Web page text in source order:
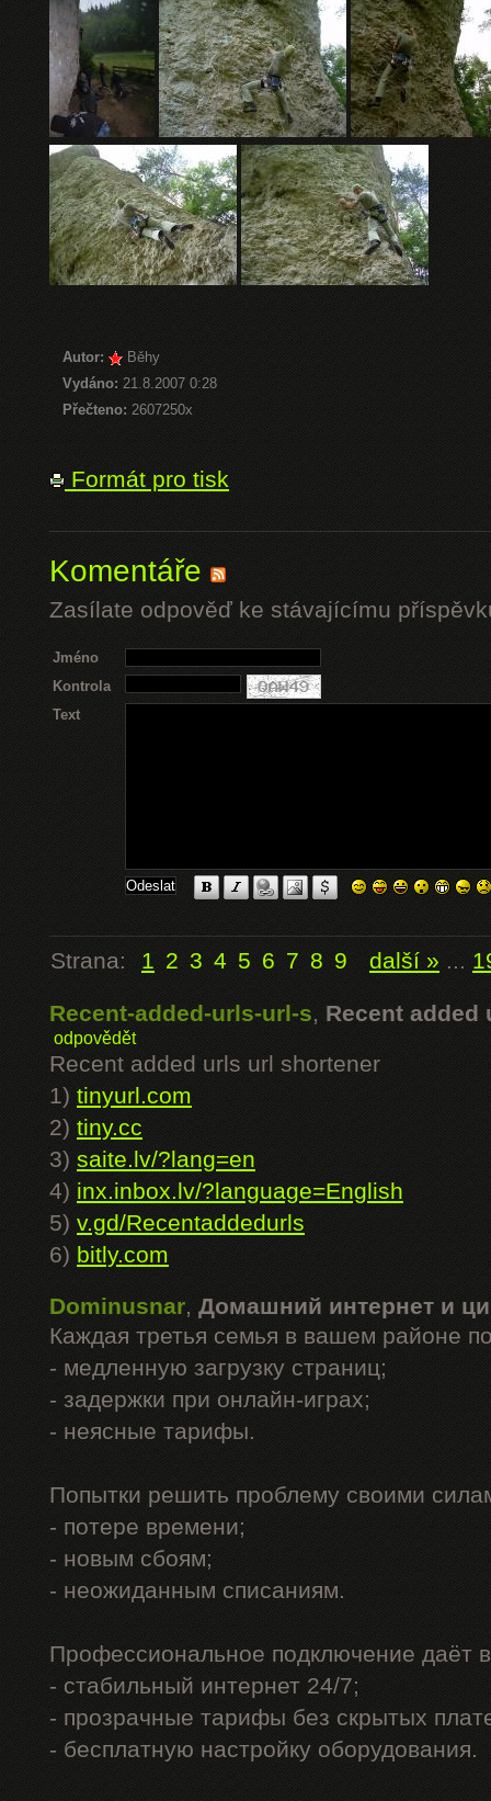
Autor:
Běhy
Vydáno: 21.8.2007 0:28
Přečteno:2607250x
Formát pro tisk
Komentáře
Zasílate odpověď ke stávajícímu
Jméno
Kontrola
Text
Strana: 1 2 3 4 5 6 7 8 9 další » ...
Recent-added-urls-url-s, Recent added
odpovědět
Recent added urls url shortener
1) tinyurl.com
2) tiny.cc
3) saite.lv/?lang=en
4) inx.inbox.lv/?language=English
5) v.gd/Recentaddedurls
6) bitly.com
Dominusnar, Домашний интернет и ци
Каждая третья семья в вашем районе
- медленную загрузку страниц;
- задержки при онлайн-играх;
- неясные тарифы.
Попытки решить проблему своими
- потере времени;
- новым сбоям;
- неожиданным списаниям.
Профессиональное подключение даёт
- стабильный интернет 24/7;
- прозрачные тарифы без скрытых
- бесплатную настройку оборудования.